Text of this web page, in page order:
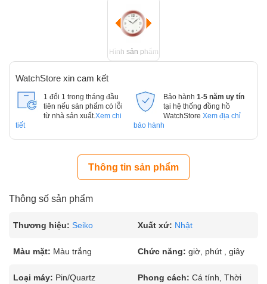
Hình sản phẩm
WatchStore xin cam kết
1 đổi 1 trong tháng đầu
tiên nếu sản phẩm có lỗi
từ nhà sản xuất. Xem chi
tiết
Bảo hành 1-5 năm uy tín
tại hệ thống đồng hồ
WatchStore Xem địa chỉ
bảo hành
Thông tin sản phẩm
Thông số sản phẩm
Thương hiệu: Seiko Xuất xứ: Nhật
Màu mặt: Màu trắng Chức năng: giờ, phút , giây
Loại máy: Pin/Quartz Phong cách: Cá tính, Thời